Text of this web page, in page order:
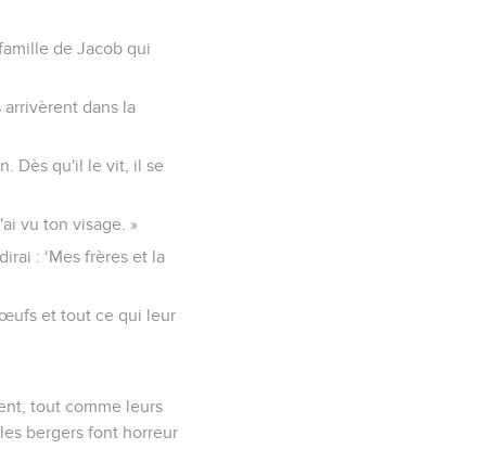
de Jacob qui
dans la
Dès qu'il le vit, il se
vu ton visage. »
: ‘Mes frères et la
et tout ce qui leur
tout comme leurs
bergers font horreur